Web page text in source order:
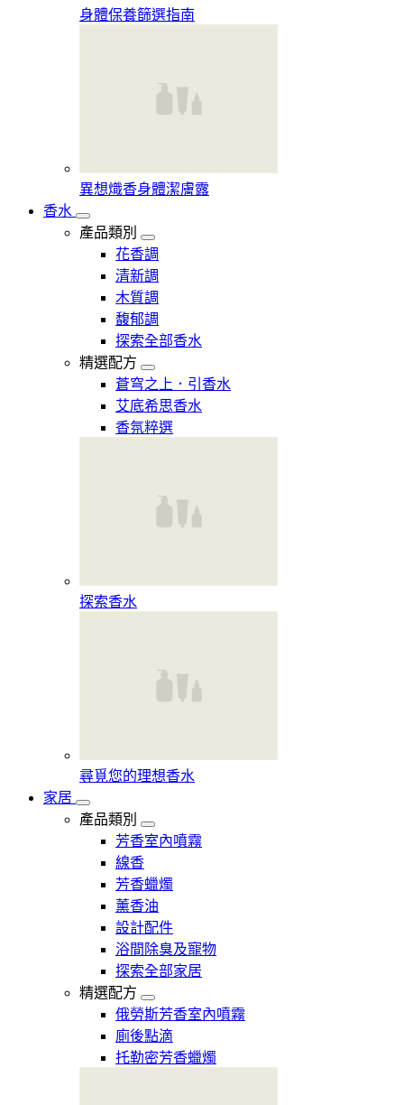
身體保養篩選指南
異想熾香身體潔膚露
香水
產品類別
花香調
清新調
木質調
馥郁調
探索全部香水
精選配方
蒼穹之上．引香水
艾底希思香水
香氛粹選
探索香水​
尋覓您的理想香水​
家居
產品類別
芳香室內噴霧
線香
芳香蠟燭
薰香油
設計配件
浴間除臭及寵物
探索全部家居
精選配方
俄勞斯芳香室內噴霧
廁後點滴
托勒密芳香蠟燭